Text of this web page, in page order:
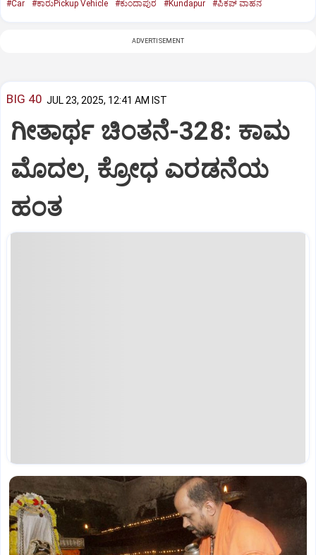
#Car #ಕಾರುPickup Vehicle #ಕುಂದಾಪುರ #Kundapur #ಪಿಕಪ್‌ ವಾಹನ
ADVERTISEMENT
BIG 40 JUL 23, 2025, 12:41 AM IST
ಗೀತಾರ್ಥ ಚಿಂತನೆ-328: ಕಾಮ
ಮೊದಲ, ಕ್ರೋಧ ಎರಡನೆಯ
ಹಂತ